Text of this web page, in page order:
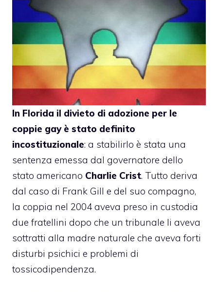
In Florida il divieto di adozione per le
coppie gay è stato definito
incostituzionale: a stabilirlo è stata una
sentenza emessa dal governatore dello
stato americano Charlie Crist. Tutto deriva
dal caso di Frank Gill e del suo compagno,
la coppia nel 2004 aveva preso in custodia
due fratellini dopo che un tribunale li aveva
sottratti alla madre naturale che aveva forti
disturbi psichici e problemi di
tossicodipendenza.